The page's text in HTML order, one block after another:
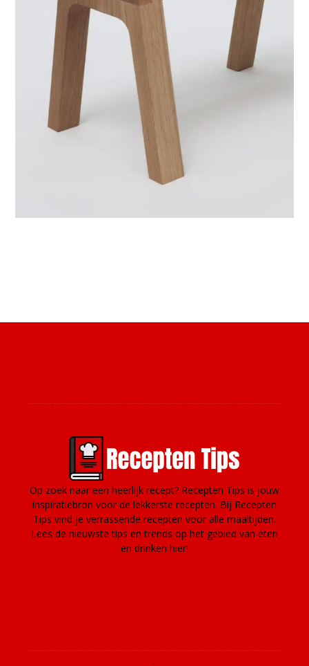
Op zoek naar een heerlijk recept? Recepten Tips is jouw
inspiratiebron voor de lekkerste recepten. Bij Recepten
Tips vind je verrassende recepten voor alle maaltijden.
Lees de nieuwste tips en trends op het gebied van eten
en drinken hier!